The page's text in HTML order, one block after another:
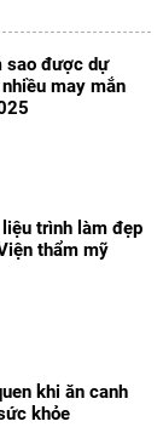
sao được dự
may mắn
liệu trình làm đẹp
thẩm mỹ
khi ăn canh
khỏe